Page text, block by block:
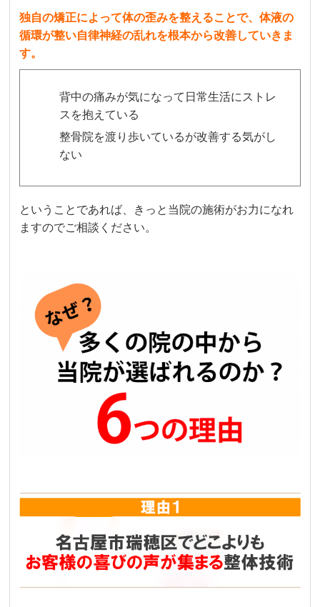
独自の矯正によって体の歪みを整えることで、体液の
循環が整い自律神経の乱れを根本から改善していきま
す。
背中の痛みが気になって日常生活にストレ
スを抱えている
整骨院を渡り歩いているが改善する気がし
ない
ということであれば、きっと当院の施術がお力になれ
ますのでご相談ください。